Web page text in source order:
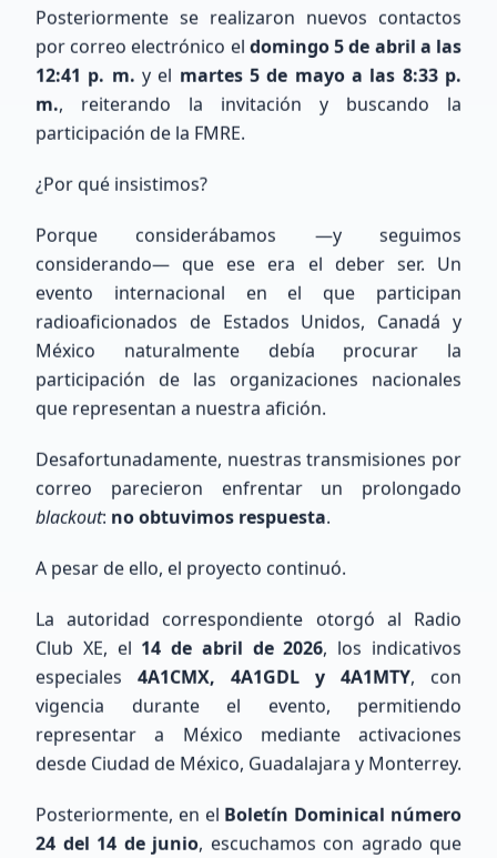
Recientes
Conoce a los entusiastas que se han unido a
nuestra red de radioaficionados a nivel nacional
e internacional.
176 miembros totales 0ubicados
176sin ubicación precisa
Ver Directorio
Mapa de Estaciones
Posteriormente se realizaron nuevos contactos
por correo electrónico el domingo 5 de abril a las
12:41 p. m. y el martes 5 de mayo a las 8:33 p.
m., reiterando la invitación y buscando la
participación de la FMRE.
¿Por qué insistimos?
Porque considerábamos —y seguimos
considerando— que ese era el deber ser. Un
evento internacional en el que participan
radioaficionados de Estados Unidos, Canadá y
México naturalmente debía procurar la
participación de las organizaciones nacionales
que representan a nuestra afición.
Desafortunadamente, nuestras transmisiones por
correo parecieron enfrentar un prolongado
blackout: no obtuvimos respuesta.
A pesar de ello, el proyecto continuó.
La autoridad correspondiente otorgó al Radio
Club XE, el 14 de abril de 2026, los indicativos
especiales 4A1CMX, 4A1GDL y 4A1MTY, con
vigencia durante el evento, permitiendo
representar a México mediante activaciones
desde Ciudad de México, Guadalajara y Monterrey.
Posteriormente, en el Boletín Dominical número
24 del 14 de junio, escuchamos con agrado que